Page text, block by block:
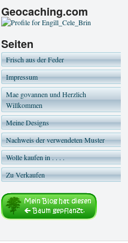
Geocaching.com
Seiten
Frisch aus der Feder
Impressum
Mae govannen und Herzlich
Willkommen
Meine Designs
Nachweis der verwendeten Muster
Wolle kaufen in . . . .
Zu Verkaufen